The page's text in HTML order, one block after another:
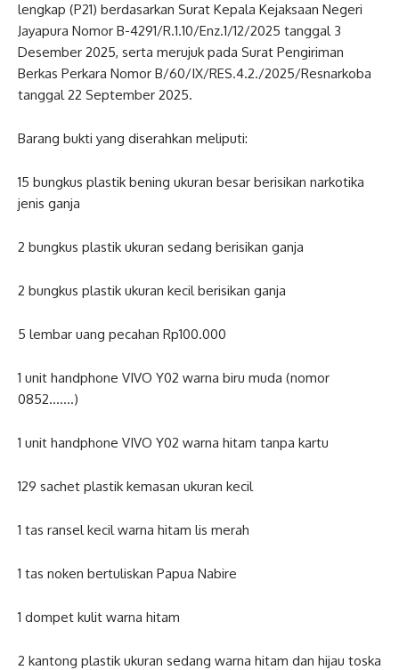
lengkap (P21) berdasarkan Surat Kepala Kejaksaan Negeri
Jayapura Nomor B-4291/R.1.10/Enz.1/12/2025 tanggal 3
Desember 2025, serta merujuk pada Surat Pengiriman
Berkas Perkara Nomor B/60/IX/RES.4.2./2025/Resnarkoba
tanggal 22 September 2025.
Barang bukti yang diserahkan meliputi:
15 bungkus plastik bening ukuran besar berisikan narkotika
jenis ganja
2 bungkus plastik ukuran sedang berisikan ganja
2 bungkus plastik ukuran kecil berisikan ganja
5 lembar uang pecahan Rp100.000
1 unit handphone VIVO Y02 warna biru muda (nomor
0852…….)
1 unit handphone VIVO Y02 warna hitam tanpa kartu
129 sachet plastik kemasan ukuran kecil
1 tas ransel kecil warna hitam lis merah
1 tas noken bertuliskan Papua Nabire
1 dompet kulit warna hitam
2 kantong plastik ukuran sedang warna hitam dan hijau toska